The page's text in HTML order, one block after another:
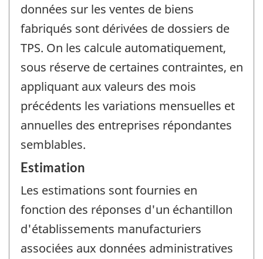
données sur les ventes de biens
fabriqués sont dérivées de dossiers de
TPS. On les calcule automatiquement,
sous réserve de certaines contraintes, en
appliquant aux valeurs des mois
précédents les variations mensuelles et
annuelles des entreprises répondantes
semblables.
Estimation
Les estimations sont fournies en
fonction des réponses d'un échantillon
d'établissements manufacturiers
associées aux données administratives